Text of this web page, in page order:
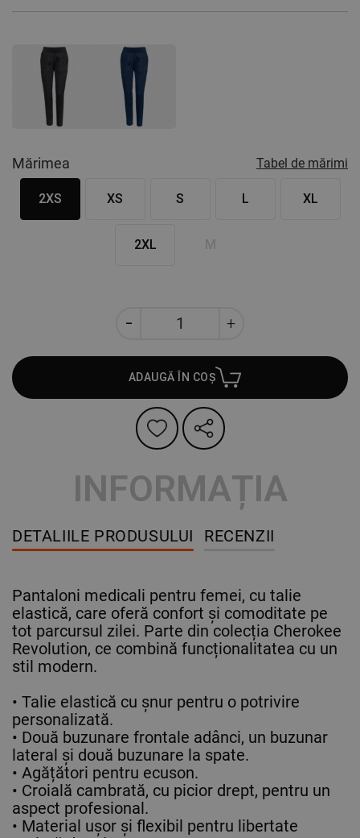
Mărimea Tabel de mărimi
2XS XS S L XL
2XL
ADAUGĂ ÎN COȘ
INFORMAȚIA
DETALIILE PRODUSULUI RECENZII
Pantaloni medicali pentru femei, cu talie
elastică, care oferă confort și comoditate pe
tot parcursul zilei. Parte din colecția Cherokee
Revolution, ce combină funcționalitatea cu un
stil modern.
• Talie elastică cu șnur pentru o potrivire
personalizată.
• Două buzunare frontale adânci, un buzunar
lateral și două buzunare la spate.
• Agățători pentru ecuson.
• Croială cambrată, cu picior drept, pentru un
aspect profesional.
• Material ușor și flexibil pentru libertate